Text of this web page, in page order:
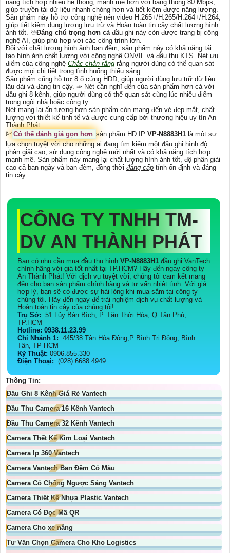
năng tích hợp nhiều hệ thống, mạnh mẽ hơn với băng thông 80 Mbps,
giúp truyền tải dữ liệu nhanh chóng hơn và tiết kiệm được năng lượng.
Sản phẩm này hỗ trợ công nghệ nén video H.265+/H.265/H.264+/H.264,
giúp tiết kiệm dung lượng lưu trữ và Hoàn toàn tin cậy chất lượng hình
ảnh tốt. ♾Đáng chú trọng hơn cảđầu ghi này còn được trang bị công
nghệ AI, giúp phù hợp với các công trình lớn.
Đối với chất lượng hình ảnh ban đêm, sản phẩm này có khả năng tái
tạo hình ảnh chất lượng với công nghệ ONVIF và đầu thu KTS. Nét ưu
điểm của công nghệ Chắc chắn rằng rằng người dùng có thể quan sát
được mọi chi tiết trong tình huống thiếu sáng.
Sản phẩm cũng hỗ trợ 8 ổ cứng HDD, giúp người dùng lưu trữ dữ liệu
lâu dài và đáng tin cậy. ⤃ Nét cần nghĩ đến của sản phẩm hơn cả với
đầu ghi 8 kênh, giúp người dùng có thể quan sát cùng lúc nhiều điểm
trong ngôi nhà hoặc công ty.
Nét mang lại ấn tượng hơn sản phẩm còn mang đến vẻ đẹp mắt, chất
lượng với thiết kế tinh tế và được cung cấp bởi thương hiệu uy tín An
Thành Phát.
💹 Có thể đánh giá gọn hơn sản phẩm HD IP VP-N8883H1 là một sự
lựa chọn tuyệt vời cho những ai đang tìm kiếm một đầu ghi hình độ
phân giải cao, sử dụng công nghệ mới nhất và có khả năng tích hợp
mạnh mẽ. Sản phẩm này mang lại chất lượng hình ảnh tốt, độ phân giải
cao cả ban ngày và ban đêm, đồng thời đẳng cấp tính ổn định và đáng
tin cậy.
CÔNG TY TNHH TM-
DV AN THÀNH PHÁT
Bạn có nhu cầu mua đầu thu hình VP-N8883H1 đầu ghi VanTech
chính hãng với giá tốt nhất tại TP.HCM? Hãy đến ngay công ty
An Thành Phát! Với dịch vụ tuyệt vời, chúng tôi cam kết mang
đến cho bạn sản phẩm chính hãng và tư vấn nhiệt tình. Với giá
hợp lý, bạn sẽ có được sự hài lòng khi mua sắm tại công ty
chúng tôi. Hãy đến ngay để trải nghiệm dịch vụ chất lượng và
Hoàn toàn tin cậy của chúng tôi!
Trụ Sở: 51 Lũy Bán Bích, P. Tân Thới Hòa, Q.Tân Phú,
TP.HCM
Hotline: 0938.11.23.99
Chi Nhánh 1: 445/38 Tân Hòa Đông,P Bình Trị Đông, Bình
Tân, TP HCM
Kỹ Thuật: 0906.855.330
Điện Thoại: (028) 6688.4949
Thông Tin:
Đầu Ghi 8 Kênh Giá Rẻ Vantech
Đầu Thu Camera 16 Kênh Vantech
Đầu Thu Camera 32 Kênh Vantech
Camera Thết Kế Kim Loại Vantech
Camera Ip 360 Vantech
Camera Vantech Ban Đêm Có Màu
Camera Có Chống Ngược Sáng Vantech
Camera Thiết Kế Nhựa Plastic Vantech
Camera Có Đọc Mã QR
Camera Cho xe nâng
Tư Vấn Chọn Camera Cho Kho Logistics